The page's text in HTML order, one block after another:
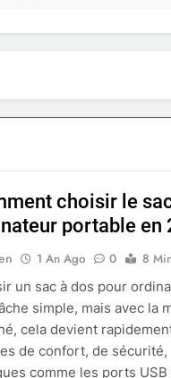
choisir le
portable en
1 An Ago 0
8
un sac à dos pour
simple, mais avec la
cela devient
de confort, de
comme les ports